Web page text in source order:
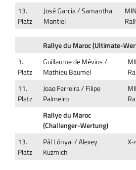
13.
Platz
José Garcia / Samantha
Montiel
Rallye du Maroc (Ultimate-
3.
Platz
Guillaume de Mévius /
Mathieu Baumel
11.
Platz
Joao Ferreira / Filipe
Palmeiro
Rallye du Maroc
(Challenger-Wertung)
13.
Platz
Pál Lónyai / Alexey
Kuzmich
X-